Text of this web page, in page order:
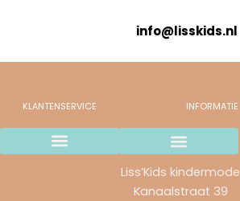
info@lisskids.nl
KLANTENSERVICE INFORMATIE
Liss’Kids kindermode
Kanaalstraat 39